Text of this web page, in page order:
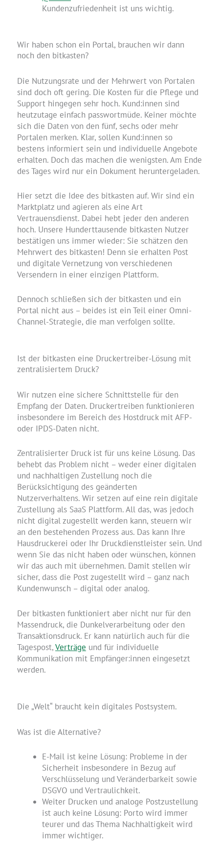
Kundenzufriedenheit ist uns wichtig.
Wir haben schon ein Portal, brauchen wir dann
noch den bitkasten?
Die Nutzungsrate und der Mehrwert von Portalen
sind doch oft gering. Die Kosten für die Pflege und
Support hingegen sehr hoch. Kund:innen sind
heutzutage einfach passwortmüde. Keiner möchte
sich die Daten von den fünf, sechs oder mehr
Portalen merken. Klar, sollen Kund:innen so
bestens informiert sein und individuelle Angebote
erhalten. Doch das machen die wenigsten. Am Ende
des Tages wird nur ein Dokument heruntergeladen.
Hier setzt die Idee des bitkasten auf. Wir sind ein
Marktplatz und agieren als eine Art
Vertrauensdienst. Dabei hebt jeder den anderen
hoch. Unsere Hunderttausende bitkasten Nutzer
bestätigen uns immer wieder: Sie schätzen den
Mehrwert des bitkasten! Denn sie erhalten Post
und digitale Vernetzung von verschiedenen
Versendern in einer einzigen Plattform.
Dennoch schließen sich der bitkasten und ein
Portal nicht aus – beides ist ein Teil einer Omni-
Channel-Strategie, die man verfolgen sollte.
Ist der bitkasten eine Druckertreiber-Lösung mit
zentralisiertem Druck?
Wir nutzen eine sichere Schnittstelle für den
Empfang der Daten. Druckertreiben funktionieren
insbesondere im Bereich des Hostdruck mit AFP-
oder IPDS-Daten nicht.
Zentralisierter Druck ist für uns keine Lösung. Das
behebt das Problem nicht – weder einer digitalen
und nachhaltigen Zustellung noch die
Berücksichtigung des geänderten
Nutzerverhaltens. Wir setzen auf eine rein digitale
Zustellung als SaaS Plattform. All das, was jedoch
nicht digital zugestellt werden kann, steuern wir
an den bestehenden Prozess aus. Das kann Ihre
Hausdruckerei oder Ihr Druckdienstleister sein. Und
wenn Sie das nicht haben oder wünschen, können
wir das auch mit übernehmen. Damit stellen wir
sicher, dass die Post zugestellt wird – ganz nach
Kundenwunsch – digital oder analog.
Der bitkasten funktioniert aber nicht nur für den
Massendruck, die Dunkelverarbeitung oder den
Transaktionsdruck. Er kann natürlich auch für die
Tagespost,Verträge und für individuelle
Kommunikation mit Empfänger:innen eingesetzt
werden.
Die „Welt“ braucht kein digitales Postsystem.
Was ist die Alternative?
E-Mail ist keine Lösung: Probleme in der
Sicherheit insbesondere in Bezug auf
Verschlüsselung und Veränderbarkeit sowie
DSGVO und Vertraulichkeit.
Weiter Drucken und analoge Postzustellung
ist auch keine Lösung: Porto wird immer
teurer und das Thema Nachhaltigkeit wird
immer wichtiger.